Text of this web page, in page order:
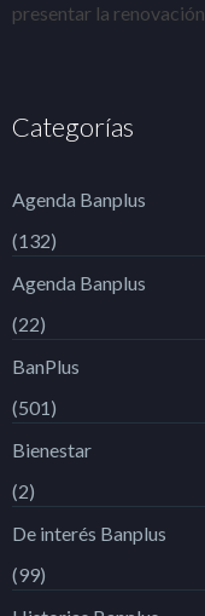
presentar la renovación
Categorías
Agenda Banplus
(132)
Agenda Banplus
(22)
BanPlus
(501)
Bienestar
(2)
De interés Banplus
(99)